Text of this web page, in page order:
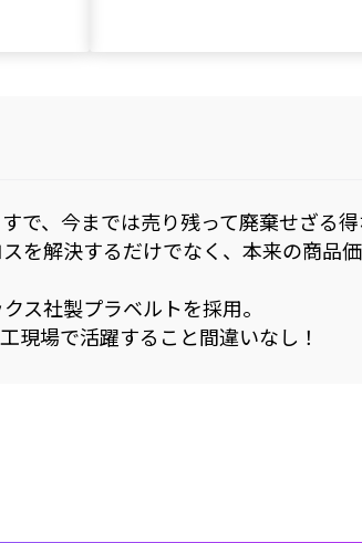
で、今までは売り残って廃棄せざる
を解決するだけでなく、本来の商品
ス社製プラベルトを採用。
現場で活躍すること間違いなし！